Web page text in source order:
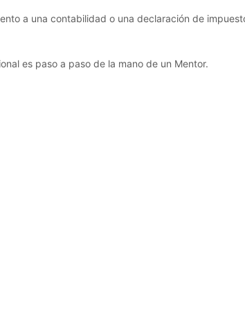
a una contabilidad o una declaración de
es paso a paso de la mano de un Mentor.